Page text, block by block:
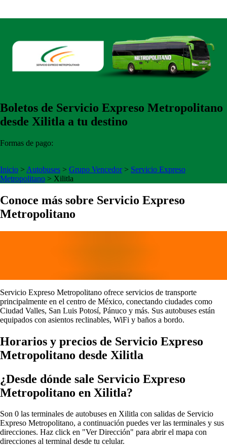
Boletos de Servicio Expreso Metropolitano
desde Xilitla a tu destino
Formas de pago:
Inicio > Autobuses > Grupo Vencedor> Servicio Expreso
Metropolitano > Xilitla
Conoce más sobre Servicio Expreso
Metropolitano
Servicio Expreso Metropolitano ofrece servicios de transporte
principalmente en el centro de México, conectando ciudades como
Ciudad Valles, San Luis Potosí, Pánuco y más. Sus autobuses están
equipados con asientos reclinables, WiFi y baños a bordo.
Horarios y precios de Servicio Expreso
Metropolitano desde Xilitla
¿Desde dónde sale Servicio Expreso
Metropolitano en Xilitla?
Son 0 las terminales de autobuses en Xilitla con salidas de Servicio
Expreso Metropolitano, a continuación puedes ver las terminales y sus
direcciones. Haz click en "Ver Dirección" para abrir el mapa con
direcciones al terminal desde tu celular.